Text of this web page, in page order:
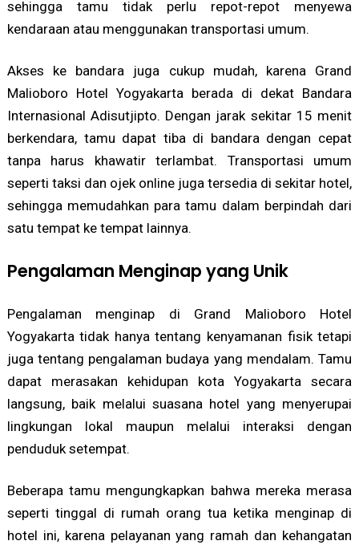
sehingga tamu tidak perlu repot-repot menyewa
kendaraan atau menggunakan transportasi umum.
Akses ke bandara juga cukup mudah, karena Grand
Malioboro Hotel Yogyakarta berada di dekat Bandara
Internasional Adisutjipto. Dengan jarak sekitar 15 menit
berkendara, tamu dapat tiba di bandara dengan cepat
tanpa harus khawatir terlambat. Transportasi umum
seperti taksi dan ojek online juga tersedia di sekitar hotel,
sehingga memudahkan para tamu dalam berpindah dari
satu tempat ke tempat lainnya.
Pengalaman Menginap yang Unik
Pengalaman menginap di Grand Malioboro Hotel
Yogyakarta tidak hanya tentang kenyamanan fisik tetapi
juga tentang pengalaman budaya yang mendalam. Tamu
dapat merasakan kehidupan kota Yogyakarta secara
langsung, baik melalui suasana hotel yang menyerupai
lingkungan lokal maupun melalui interaksi dengan
penduduk setempat.
Beberapa tamu mengungkapkan bahwa mereka merasa
seperti tinggal di rumah orang tua ketika menginap di
hotel ini, karena pelayanan yang ramah dan kehangatan